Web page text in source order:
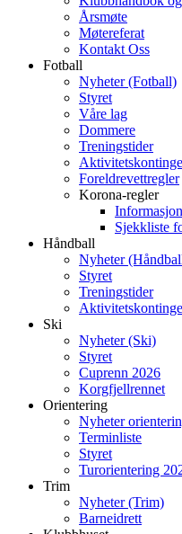
Årsmøte
Møtereferat
Kontakt Oss
Fotball
Nyheter (Fotball)
Styret
Våre lag
Dommere
Treningstider
Foreldrevettregler
Korona-regler
Sjekkliste
Håndball
Nyheter
Styret
Treningstider
Ski
Nyheter (Ski)
Styret
Cuprenn 2026
Korgfjellrennet
Orientering
Nyheter
Terminliste
Styret
Turorientering
Trim
Nyheter (Trim)
Barneidrett